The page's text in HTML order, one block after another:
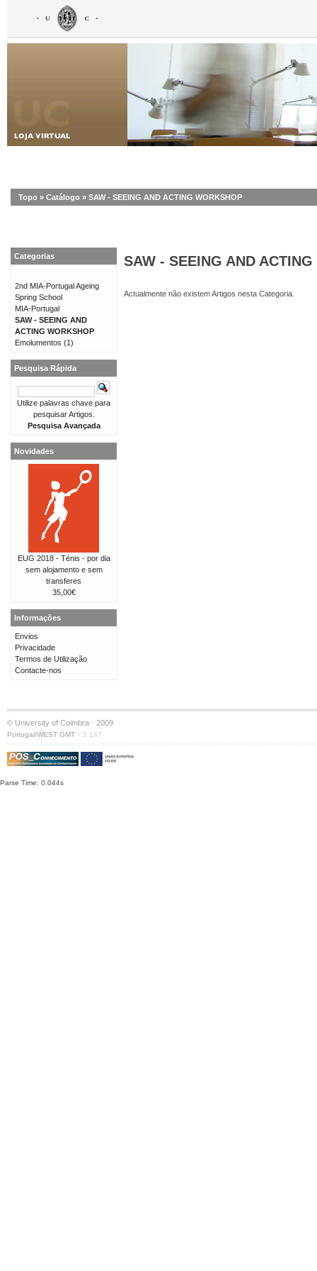
Topo » Catálogo » SAW - SEEING AND ACTING WORKSHOP
SAW - SEEING AND
Actualmente não existem Artigos nesta Categoria.
Categorias
2nd MIA-Portugal Ageing
Spring School
MIA-Portugal
SAW - SEEING AND
ACTING WORKSHOP
Emolumentos (1)
Pesquisa Rápida
Utilize palavras chave para
pesquisar Artigos.
Pesquisa Avançada
Novidades
EUG 2018 - Ténis - por dia
sem alojamento e sem
transferes
35,00€
Informações
Envios
Privacidade
Termos de Utilização
Contacte-nos
© University of Coimbra · 2009
Portugal/WEST GMT · S:147
Parse Time: 0.044s